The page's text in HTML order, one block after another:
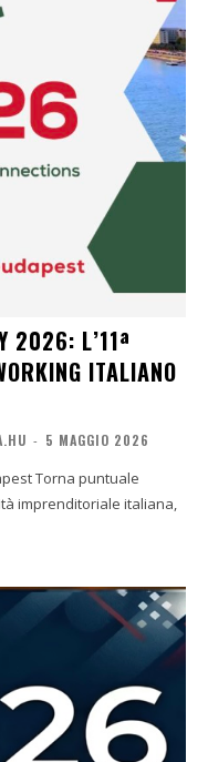
2026: L’11ª
ITALIANO
- 5 MAGGIO 2026
imprenditoriale italiana,